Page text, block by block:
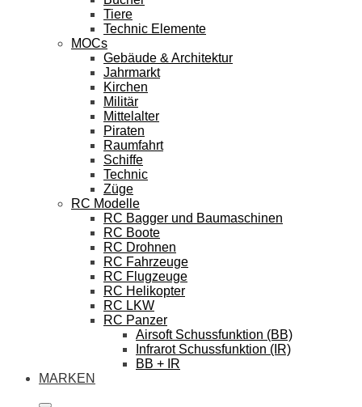
Tiere
Technic Elemente
MOCs
Gebäude & Architektur
Jahrmarkt
Kirchen
Militär
Mittelalter
Piraten
Raumfahrt
Schiffe
Technic
Züge
RC Modelle
RC Bagger und Baumaschinen
RC Boote
RC Drohnen
RC Fahrzeuge
RC Flugzeuge
RC Helikopter
RC LKW
RC Panzer
Airsoft Schussfunktion (BB)
Infrarot Schussfunktion (IR)
BB + IR
MARKEN